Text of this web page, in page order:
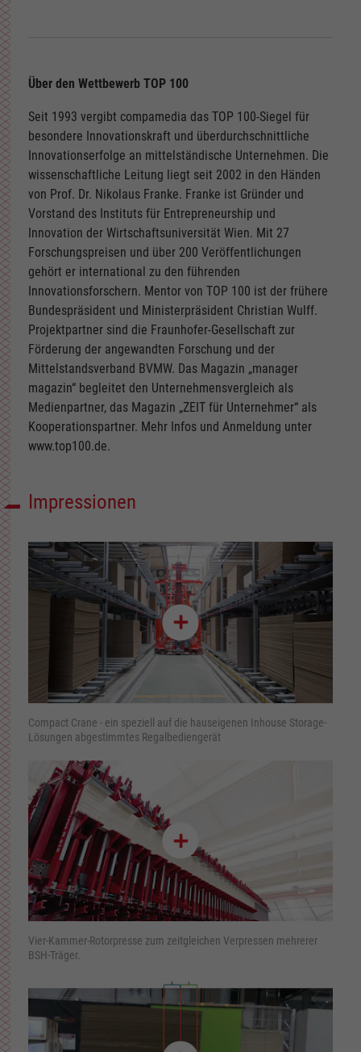
Über den Wettbewerb TOP 100
Seit 1993 vergibt compamedia das TOP 100-Siegel für
besondere Innovationskraft und überdurchschnittliche
Innovationserfolge an mittelständische Unternehmen. Die
wissenschaftliche Leitung liegt seit 2002 in den Händen
von Prof. Dr. Nikolaus Franke. Franke ist Gründer und
Vorstand des Instituts für Entrepreneurship und
Innovation der Wirtschaftsuniversität Wien. Mit 27
Forschungspreisen und über 200 Veröffentlichungen
gehört er international zu den führenden
Innovationsforschern. Mentor von TOP 100 ist der frühere
Bundespräsident und Ministerpräsident Christian Wulff.
Projektpartner sind die Fraunhofer-Gesellschaft zur
Förderung der angewandten Forschung und der
Mittelstandsverband BVMW. Das Magazin „manager
magazin“ begleitet den Unternehmensvergleich als
Medienpartner, das Magazin „ZEIT für Unternehmer“ als
Kooperationspartner. Mehr Infos und Anmeldung unter
www.top100.de.
Impressionen
Compact Crane - ein speziell auf die hauseigenen Inhouse Storage-
Lösungen abgestimmtes Regalbediengerät
Vier-Kammer-Rotorpresse zum zeitgleichen Verpressen mehrerer
BSH-Träger.